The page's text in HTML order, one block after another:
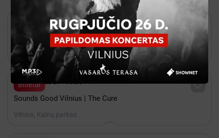

Rugsėjis 12 - 17:00
K-POP FEVER
Vilnius, COMPENSA koncertų salė
Bilietai 
 Rugpjūtis 07 - 19:00
Sounds Good Vilnius | The Cure
Vilnius, Kalnų parkas